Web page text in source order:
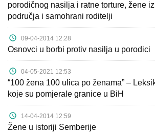
porodičnog nasilja i ratne torture, žene
područja i samohrani roditelji
09-04-2014 12:28
Osnovci u borbi protiv nasilja u porodici
04-05-2021 12:53
“100 žena 100 ulica po ženama” –
koje su pomjerale granice u BiH
14-04-2014 12:59
Žene u istoriji Semberije